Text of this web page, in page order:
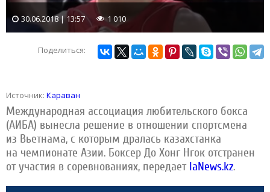
30.06.2018 | 13:57 1 010
Поделиться:
Источник: Караван
Международная ассоциация любительского бокса
(АИБА) вынесла решение в отношении спортсмена
из Вьетнама, с которым дралась казахстанка
на чемпионате Азии. Боксер До Хонг Нгок отстранен
от участия в соревнованиях, передает IaNews.kz.